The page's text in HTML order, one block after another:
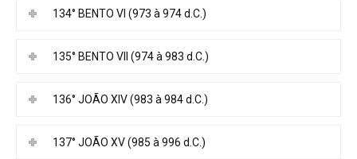
134° BENTO VI (973 à 974 d.C.)
135° BENTO VII (974 à 983 d.C.)
136° JOÃO XIV (983 à 984 d.C.)
137° JOÃO XV (985 à 996 d.C.)